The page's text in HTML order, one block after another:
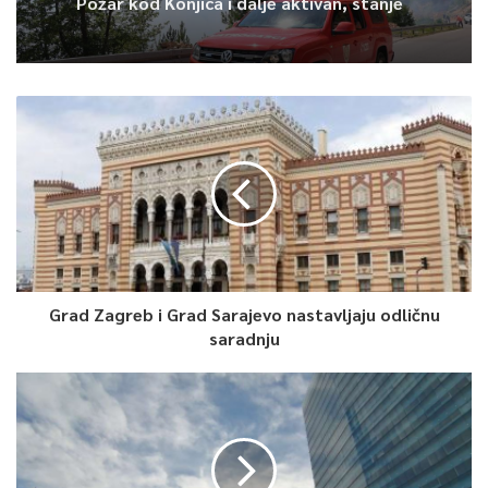
Article Rating
bolje nego jutros
Grad Zagreb i Grad Sarajevo nastavljaju odličnu
saradnju